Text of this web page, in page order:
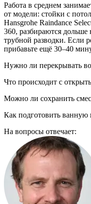
Работа в среднем
от модели: стойки с
Hansgrohe Raindance
360, разбираются
трубной разводки. Если
прибавьте ещё 30–40
Нужно ли перекрывать
Что происходит с
Можно ли сохранить
Как подготовить ванную
На вопросы отвечает: